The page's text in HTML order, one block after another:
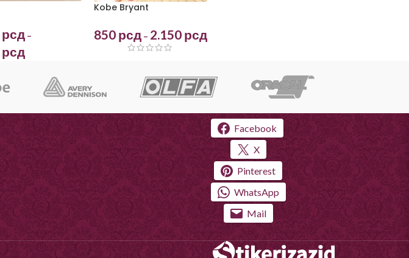
рсд –
рсд
Kobe Bryant
850 рсд – 2.150 рсд
Facebook
X
Pinterest
WhatsApp
Mail